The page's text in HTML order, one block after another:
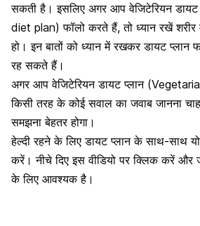
सकती है। इसलिए अगर आप वेजिटेरियन
diet plan) फॉलो करते हैं, तो ध्यान रखें शरीर
हो। इन बातों को ध्यान में रखकर डायट प्लान
रह सकते हैं।
अगर आप वेजिटेरियन डायट प्लान
किसी तरह के कोई सवाल का जवाब जानना
समझना बेहतर होगा।
हेल्दी रहने के लिए डायट प्लान के साथ-साथ
करें। नीचे दिए इस वीडियो पर क्लिक करें और
के लिए आवश्यक है।